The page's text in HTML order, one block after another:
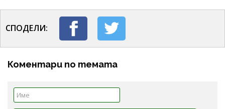
СПОДЕЛИ:
Коментари по темата